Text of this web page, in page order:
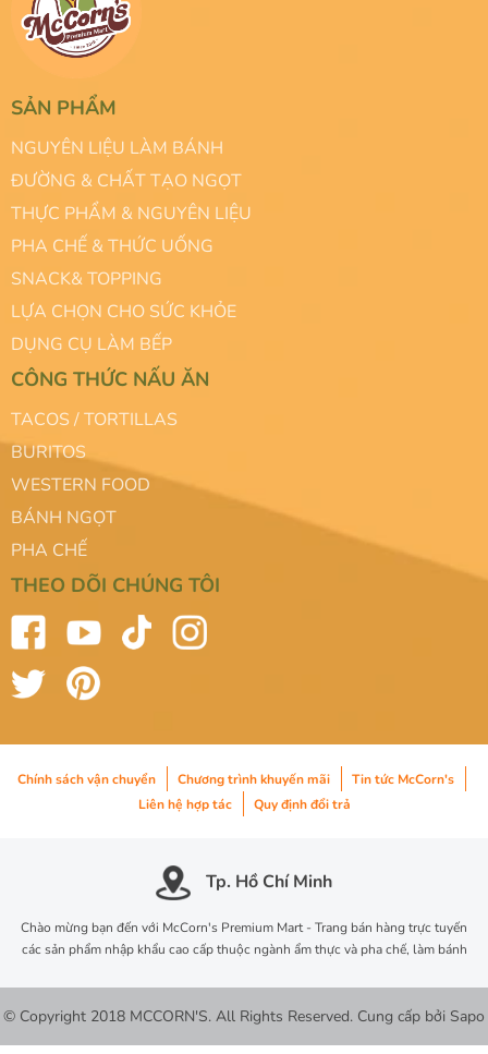
SẢN PHẨM
NGUYÊN LIỆU LÀM BÁNH
ĐƯỜNG & CHẤT TẠO NGỌT
THỰC PHẨM & NGUYÊN LIỆU
PHA CHẾ & THỨC UỐNG
SNACK& TOPPING
LỰA CHỌN CHO SỨC KHỎE
DỤNG CỤ LÀM BẾP
CÔNG THỨC NẤU ĂN
TACOS / TORTILLAS
BURITOS
WESTERN FOOD
BÁNH NGỌT
PHA CHẾ
THEO DÕI CHÚNG TÔI
Chính sách vận chuyển Chương trình khuyến mãi
Tin tức McCorn's
Liên hệ hợp tác
Quy định đổi trả
Tp. Hồ Chí Minh
Chào mừng bạn đến với McCorn's Premium Mart - Trang bán hàng trực tuyến
các sản phẩm nhập khẩu cao cấp thuộc ngành ẩm thực và pha chế, làm bánh
© Copyright 2018 MCCORN'S. All Rights Reserved. Cung cấp bởi Sapo